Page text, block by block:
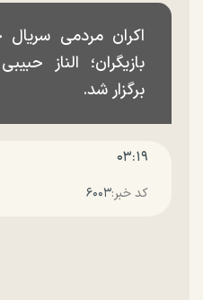
اکران مردمی
بازیگران؛ الناز
برگزار شد.
۰۳:۱۹
کد خبر:۶۰۰۳